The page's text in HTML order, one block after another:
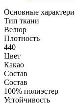
Основные
Тип ткани
Велюр
Плотность
440
Цвет
Какао
Состав
Состав
100% полиэстер
Устойчивость